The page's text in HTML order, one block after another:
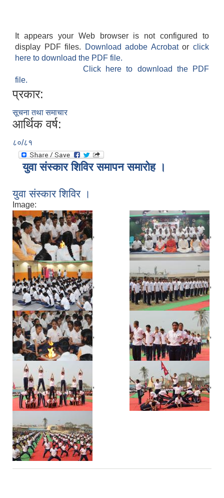
It appears your Web browser is not configured to
display PDF files.
Download adobe Acrobatorclick
here to download the PDF file.
Click here to download the PDF
file.
प्रकार:
सूचना तथा समाचार
आर्थिक वर्ष:
८०/८१
युवा संस्कार शिविर समापन समारोह ।
युवा संस्कार शिविर ।
Image:
, ,
, ,
, ,
, ,